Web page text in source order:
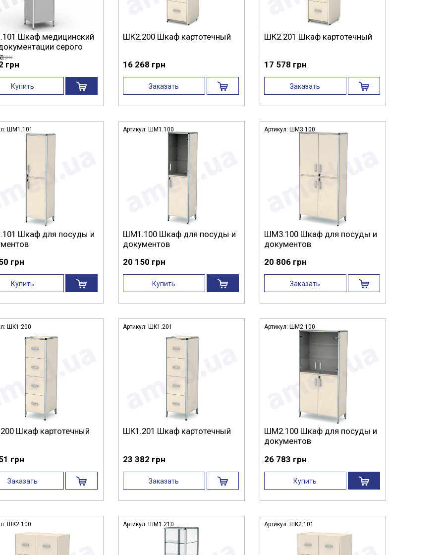
Шкаф медицинский
серого
грн
грн
Купить
ШК2.200 Шкаф картотечный
16 268 грн
Заказать
ШК2.201 Шкаф картотечный
17 578 грн
Заказать
ШМ1.101
Шкаф для посуды и
грн
Купить
Артикул: ШМ1.100
ШМ1.100 Шкаф для посуды и
документов
20 150 грн
Купить
Артикул: ШМ3.100
ШМ3.100 Шкаф для посуды и
документов
20 806 грн
Заказать
ШК1.200
Шкаф картотечный
грн
Заказать
Артикул: ШК1.201
ШК1.201 Шкаф картотечный
23 382 грн
Заказать
Артикул: ШМ2.100
ШМ2.100 Шкаф для посуды и
документов
26 783 грн
Купить
ШК2.100 Артикул: ШМ1.210 Артикул: ШК2.101